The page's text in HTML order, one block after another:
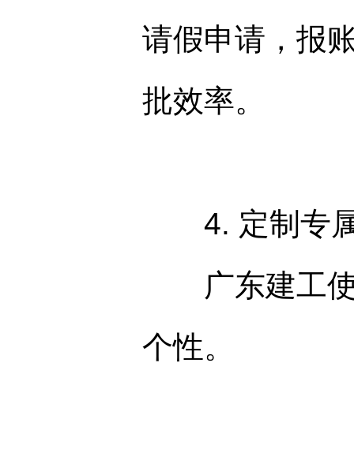
请假申请，报
批效率。
4. 定制专
广东建工使
个性。